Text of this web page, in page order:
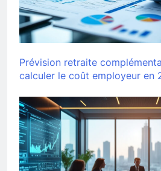
Prévision retraite
calculer le coût employeur en